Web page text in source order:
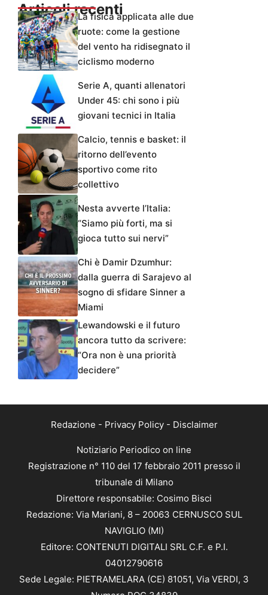
Articoli recentiLa fisica applicata alle due
ruote: come la gestione
del vento ha ridisegnato il
ciclismo moderno
Serie A, quanti allenatori
Under 45: chi sono i più
giovani tecnici in Italia
Calcio, tennis e basket: il
ritorno dell’evento
sportivo come rito
collettivo
Nesta avverte l’Italia:
“Siamo più forti, ma si
gioca tutto sui nervi”
Chi è Damir Dzumhur:
dalla guerra di Sarajevo al
sogno di sfidare Sinner a
Miami
Lewandowski e il futuro
ancora tutto da scrivere:
“Ora non è una priorità
decidere”
Redazione - Privacy Policy- Disclaimer
Notiziario Periodico on line
Registrazione n° 110 del 17 febbraio 2011 presso il
tribunale di Milano
Direttore responsabile: Cosimo Bisci
Redazione: Via Mariani, 8 – 20063 CERNUSCO SUL
NAVIGLIO (MI)
Editore: CONTENUTI DIGITALI SRL C.F. e P.I.
04012790616
Sede Legale: PIETRAMELARA (CE) 81051, Via VERDI, 3